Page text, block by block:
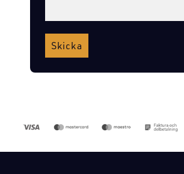
Skicka